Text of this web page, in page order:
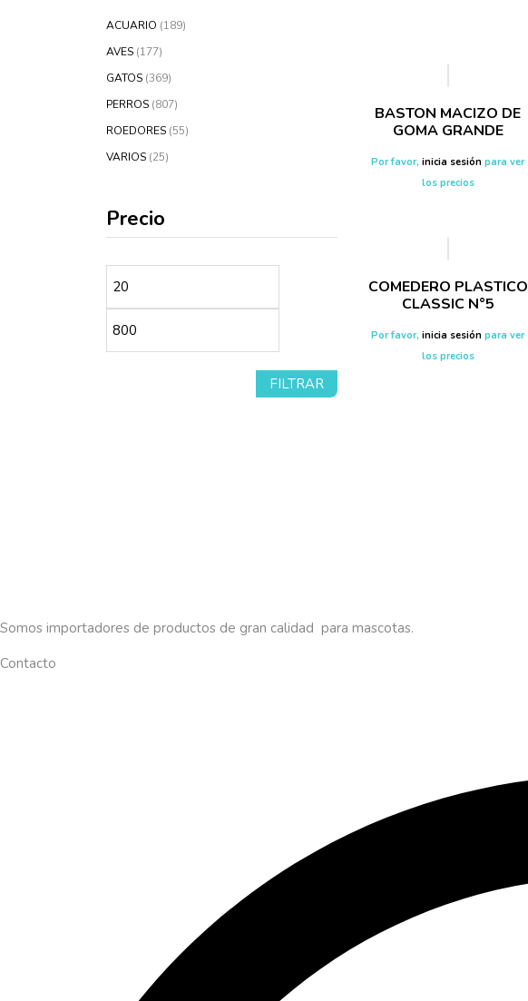
ACUARIO (189)
AVES (177)
GATOS (369)
PERROS (807)
ROEDORES (55)
VARIOS (25)
Precio
Precio
mínimo
FILTRAR
BASTON MACIZO DE
GOMA GRANDE
Por favor,inicia sesión para ver
los precios
COMEDERO PLASTICO
CLASSIC N°5
Por favor,inicia sesión para ver
los precios
Somos importadores de productos de gran calidad para mascotas.
Contacto